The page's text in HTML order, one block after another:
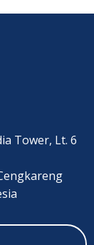
Tower, Lt. 6